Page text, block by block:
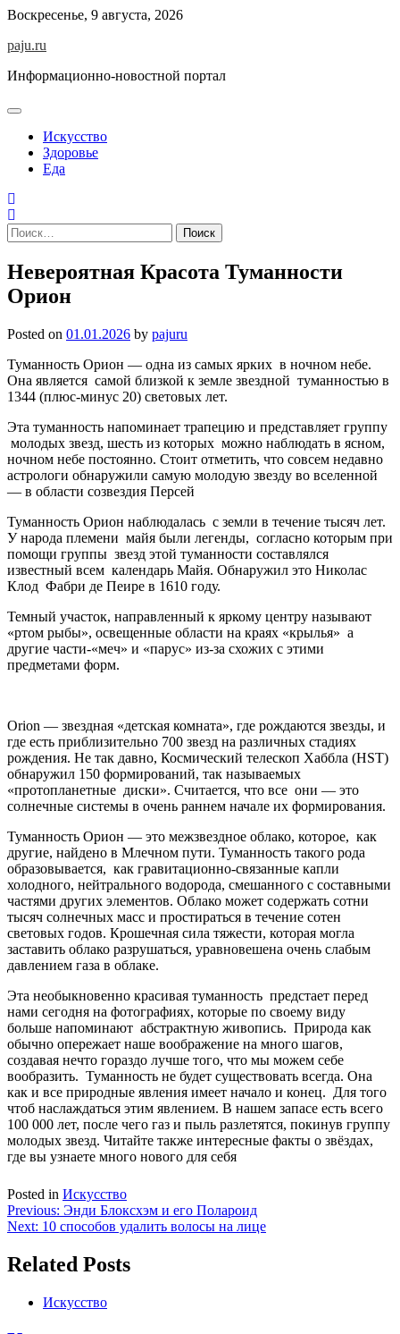
Skip
content
Воскресенье, 9 августа, 2026
paju.ru
Информационно-новостной портал
Искусство
Здоровье
Еда
Найти:
Невероятная Красота Туманности
Орион
Posted on 01.01.2026 by pajuru
Туманность Орион — одна из самых ярких в ночном небе.
Она является самой близкой к земле звездной туманностью в
1344 (плюс-минус 20) световых лет.
Эта туманность напоминает трапецию и представляет группу
молодых звезд, шесть из которых можно наблюдать в ясном,
ночном небе постоянно. Стоит отметить, что совсем недавно
астрологи обнаружили самую молодую звезду во вселенной
— в области созвездия Персей
Туманность Oрион наблюдалась с земли в течение тысяч лет.
У народа племени майя были легенды, согласно которым при
помощи группы звезд этой туманности составлялся
известный всем календарь Майя. Обнаружил это Николас
Клод Фабри де Пеире в 1610 году.
Темный участок, направленный к яркому центру называют
«ртом рыбы», освещенные области на краях «крылья» а
другие части-«меч» и «парус» из-за схожих с этими
предметами форм.
Orion — звездная «детская комната», где рождаются звезды, и
где есть приблизительно 700 звезд на различных стадиях
рождения. Не так давно, Космический телескоп Хабблa (HST)
обнаружил 150 формирований, так называемых
«протопланетные диски». Считается, что все они — это
солнечные системы в очень раннем начале их формирования.
Туманность Орион — это межзвездное облако, которое, как
другие, найдено в Млечном пути. Туманность такого рода
образовывается, как гравитационно-связанные капли
холодного, нейтрального водорода, смешанного с составными
частями других элементов. Облако может содержать сотни
тысяч солнечных масс и простираться в течение сотен
световых годов. Крошечная сила тяжести, которая могла
заставить облако разрушаться, уравновешена очень слабым
давлением газа в облаке.
Эта необыкновенно красивая туманность предстает перед
нами сегодня на фотографиях, которые по своему виду
больше напоминают абстрактную живопись. Природа как
обычно опережает наше воображение на много шагов,
создавая нечто гораздо лучше того, что мы можем себе
вообразить. Туманность не будет существовать всегда. Она
как и все природные явления имеет начало и конец. Для того
чтоб наслаждаться этим явлением. В нашем запасе есть всего
100 000 лет, после чего газ и пыль разлетятся, покинув группу
молодых звезд. Читайте также интересные факты о звёздах,
где вы узнаете много нового для себя
Posted in Искусство
Навигация
по
записям
Previous: Энди Блоксхэм и его Полароид
Next: 10 способов удалить волосы на лице
Related Posts
Искусство